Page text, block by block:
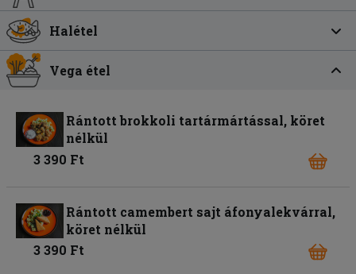
Halétel
Vega étel
Rántott brokkoli tartármártással, köret
nélkül
3 390 Ft
Rántott camembert sajt áfonyalekvárral,
köret nélkül
3 390 Ft